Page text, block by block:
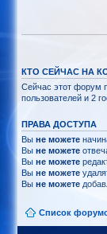
КТО СЕЙЧАС НА
Сейчас этот форум
пользователей и 2
ПРАВА ДОСТУПА
Выне можете
Выне можете
Выне можете
Выне можете
Выне можете
Список